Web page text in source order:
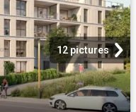
12 pictures